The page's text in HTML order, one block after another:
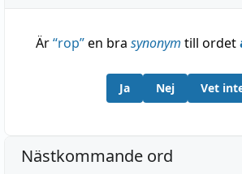
Är“rop”en bra synonym till ordet
Ja Nej Vet
Nästkommande ord